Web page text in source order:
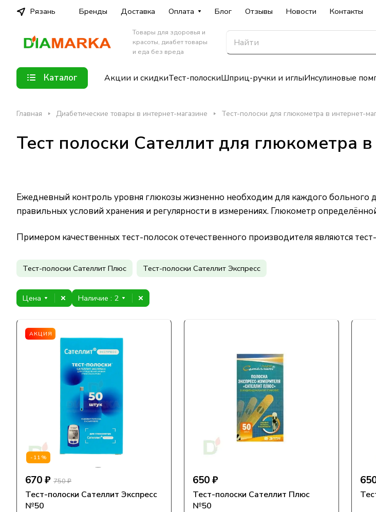
Рязань Бренды Доставка Оплата Блог Отзывы Новости Контакты
Товары для здоровья и
красоты, диабет товары
и еда без вреда
Каталог Акции и скидкиТест-полоскиШприц-ручки и иглыИнсулиновые
Главная Диабетические товары в интернет-магазине Тест-полоски для глюкометра в интернет-
Тест полоски Сателлит для глюкометра
Ежедневный контроль уровня глюкозы жизненно необходим для каждого
правильных условий хранения и регулярности в измерениях. Глюкометр
Примером качественных тест-полосок отечественного производителя являются
Тест-полоски Сателлит Плюс Тест-полоски Сателлит Экспресс
Цена Наличие : 2
АКЦИЯ
-11%
670 ₽ 750 ₽
Тест-полоски Сателлит Экспресс
№50
650 ₽
Тест-полоски Сателлит Плюс
№50